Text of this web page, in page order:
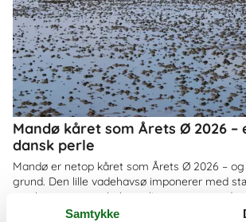
Mandø kåret som Årets Ø 2026
dansk perle
Mandø er netop kåret som Årets Ø 2026 –
grund. Den lille vadehavsø imponerer med
smuk natur og en helt særlig ro, som gør den
feriemål for både familier og par
Samtykke